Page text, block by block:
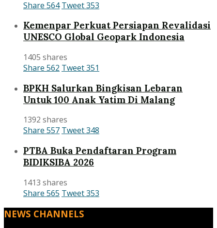
Share 564 Tweet353
Kemenpar Perkuat Persiapan Revalidasi
UNESCO Global Geopark Indonesia
1405 shares
Share 562 Tweet351
BPKH Salurkan Bingkisan Lebaran
Untuk 100 Anak Yatim Di Malang
1392 shares
Share 557 Tweet348
PTBA Buka Pendaftaran Program
BIDIKSIBA 2026
1413 shares
Share 565 Tweet353
NEWS CHANNELS